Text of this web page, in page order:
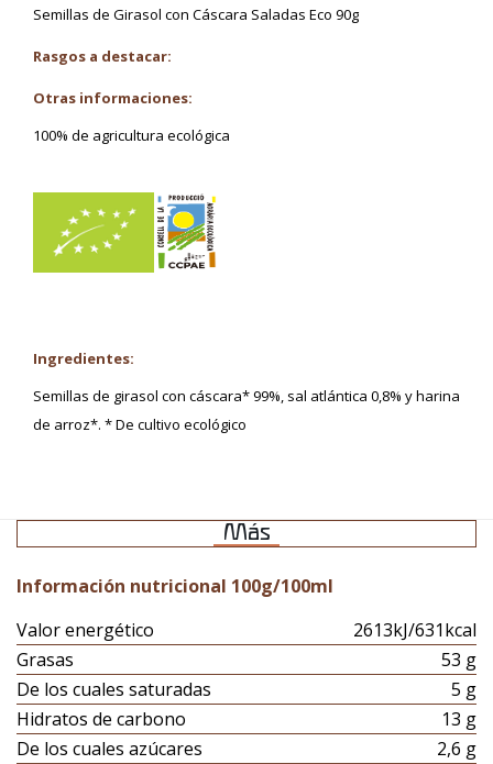
Semillas de Girasol con Cáscara Saladas Eco 90g
Rasgos a destacar:
Otras informaciones:
100% de agricultura ecológica
Ingredientes:
Semillas de girasol con cáscara* 99%, sal atlántica 0,8% y harina
de arroz*. * De cultivo ecológico
Más
Información nutricional 100g/100ml
Valor energético
2613kJ/631kcal
Grasas
53 g
De los cuales saturadas
5 g
Hidratos de carbono
13 g
De los cuales azúcares
2,6 g